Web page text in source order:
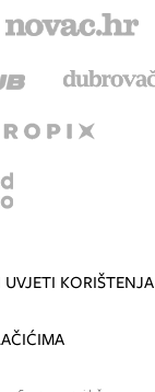
KORIŠTENJA